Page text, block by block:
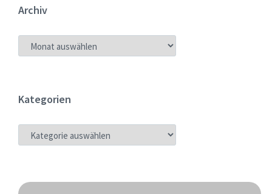
Archiv
ARCHIV
Kategorien
KATEGORIEN